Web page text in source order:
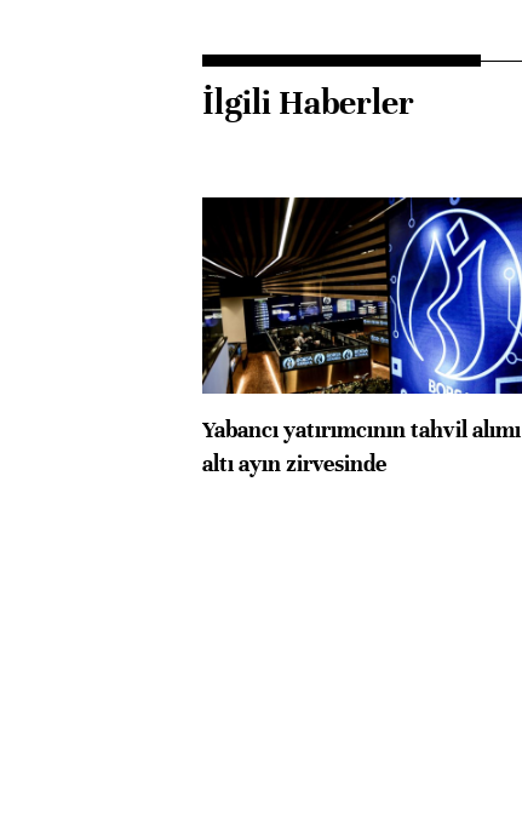
İlgili Haberler
Yabancı yatırımcının tahvil alımı
altı ayın zirvesinde